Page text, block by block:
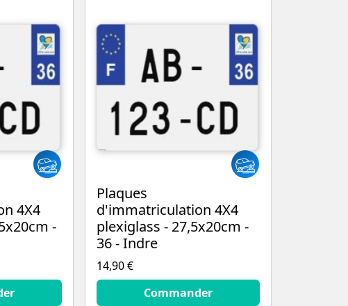
4X4
-
Plaques
d'immatriculation 4X4
plexiglass - 27,5x20cm -
36 - Indre
14,90 €
14.9
Commander